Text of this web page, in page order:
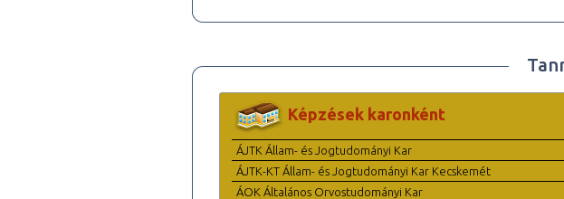
Képzések karonként
ÁJTK Állam- és Jogtudományi Kar
ÁJTK-KT Állam- és Jogtudományi Kar Kecskemét
ÁOK Általános Orvostudományi Kar